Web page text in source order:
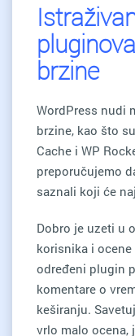
brzine
WordPress nudi
brzine, kao što
Cache i WP
preporučujemo
saznali koji će
Dobro je uzeti u
korisnika i
određeni plugin
komentare o
keširanju.
vrlo malo ocena,